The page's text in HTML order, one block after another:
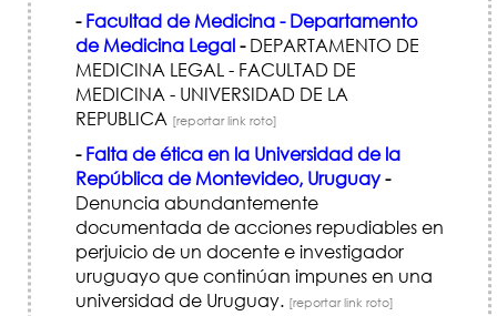
- Facultad de Medicina - Departamento
de Medicina Legal-DEPARTAMENTO DE
MEDICINA LEGAL - FACULTAD DE
MEDICINA - UNIVERSIDAD DE LA
REPUBLICA [reportar link roto]
- Falta de ética en la Universidad de la
República de Montevideo, Uruguay-
Denuncia abundantemente
documentada de acciones repudiables en
perjuicio de un docente e investigador
uruguayo que continúan impunes en una
universidad de Uruguay. [reportar link roto]